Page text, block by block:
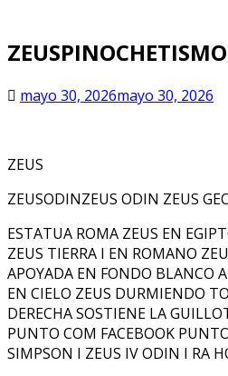
mayo 30, 2026mayo 30, 2026
ZEUS
ZEUSODINZEUS ODIN ZEUS
ESTATUA ROMA ZEUS EN
ZEUS TIERRA I EN ROMANO
APOYADA EN FONDO BLANCO
EN CIELO ZEUS DURMIENDO
DERECHA SOSTIENE LA
PUNTO COM FACEBOOK
SIMPSON I ZEUS IV ODIN I RA